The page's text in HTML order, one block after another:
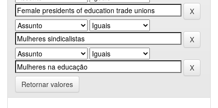
Retornar valores